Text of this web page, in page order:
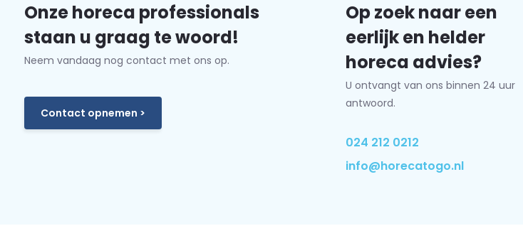
Onze horeca professionals
staan u graag te woord!
Neem vandaag nog contact met ons op.
Contact opnemen >
Op zoek naar een
eerlijk en helder
horeca advies?
U ontvangt van ons binnen 24 uur
antwoord.
024 212 0212
info@horecatogo.nl